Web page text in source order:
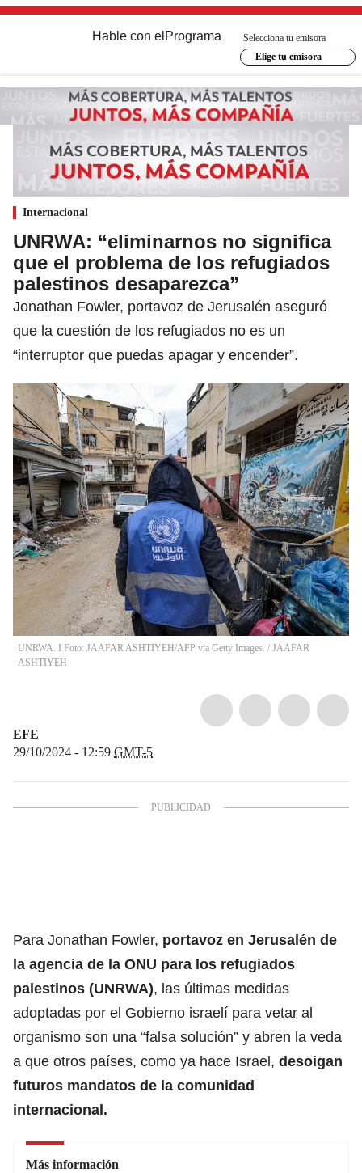
Hable con el Programa
Selecciona tu emisora
Elige tu emisora
Internacional
UNRWA: “eliminarnos no significa
que el problema de los refugiados
palestinos desaparezca”
Jonathan Fowler, portavoz de Jerusalén aseguró
que la cuestión de los refugiados no es un
“interruptor que puedas apagar y encender”.
UNRWA. I Foto: JAAFAR ASHTIYEH/AFP via Getty Images. / JAAFAR
ASHTIYEH
EFE
29/10/2024 - 12:59 GMT-5
Para Jonathan Fowler, portavoz en Jerusalén de
la agencia de la ONU para los refugiados
palestinos (UNRWA), las últimas medidas
adoptadas por el Gobierno israelí para vetar al
organismo son una “falsa solución” y abren la veda
a que otros países, como ya hace Israel, desoigan
futuros mandatos de la comunidad
internacional.
Más información